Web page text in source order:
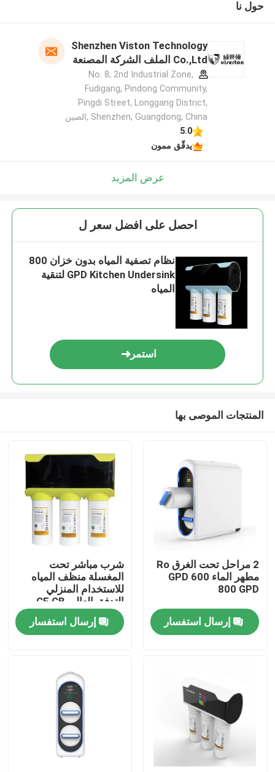
منتجات
معلومات عنا
رقابة جودة
اتصل بنا
حول نا
Shenzhen Viston Technology
Co.,Ltd الملف الشركة المصنعة
No. 8, 2nd Industrial Zone,
Fudigang, Pindong Community,
Pingdi Street, Longgang District,
Shenzhen, Guangdong, China ,الصين
5.0
يدقّق ممون
عرض المزيد
احصل على افضل سعر ل
نظام تصفية المياه بدون خزان 800
GPD Kitchen Undersink لتنقية
المياه
استمر
المنتجات الموصى بها
2 مراحل تحت الغرق Ro
مطهر الماء 600 GPD
800 GPD
إرسال استفسار
شرب مباشر تحت
المغسلة منظف المياه
للاستخدام المنزلي
التدفق العالي CE CB
ROHS NSF علامة
السلامةإرسال استفسار